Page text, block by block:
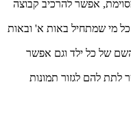
אפשר להרכיב קבוצה
מי שמתחיל באות א' ובאות
של כל ילד וגם אפשר
להם לגזור תמונות